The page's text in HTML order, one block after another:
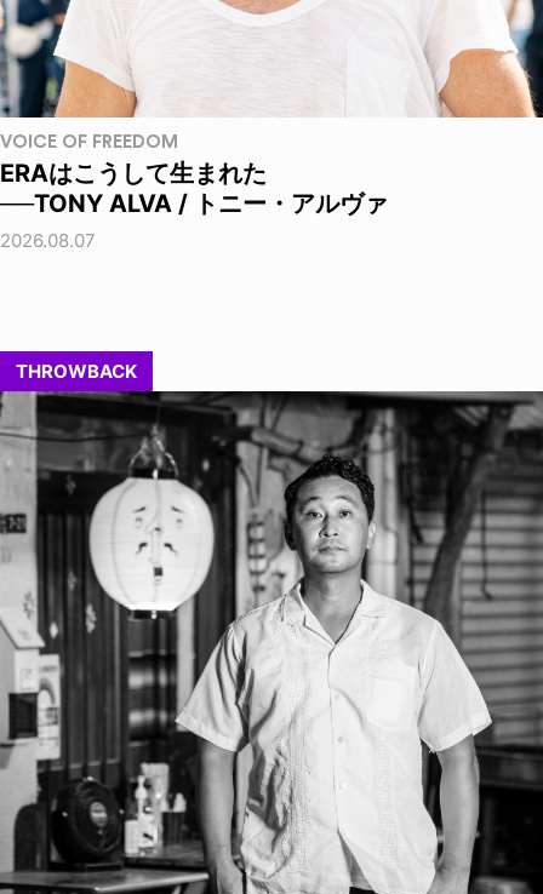
VOICE OF FREEDOM
ERAはこうして生まれた
──TONY ALVA / トニー・アルヴァ
2026.08.07
THROWBACK